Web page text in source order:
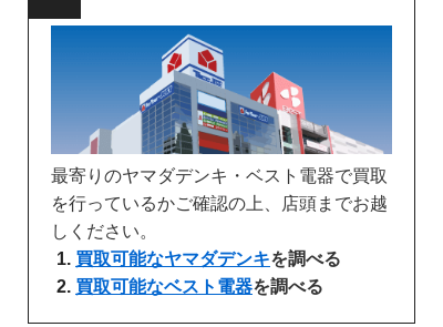
最寄りのヤマダデンキ・ベスト電器で買取
を行っているかご確認の上、店頭までお越
しください。
買取可能なヤマダデンキを調べる
買取可能なベスト電器を調べる